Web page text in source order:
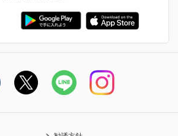
書類
するご案内
ページ
式note